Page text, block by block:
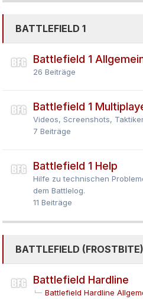
BATTLEFIELD 1
Battlefield 1
26 Beiträge
Battlefield 1
Videos, Screenshots,
7 Beiträge
Battlefield 1 Help
Hilfe zu technischen
dem Battlelog.
11 Beiträge
BATTLEFIELD (FROSTBITE)
Battlefield Hardline
Battlefield Hardline